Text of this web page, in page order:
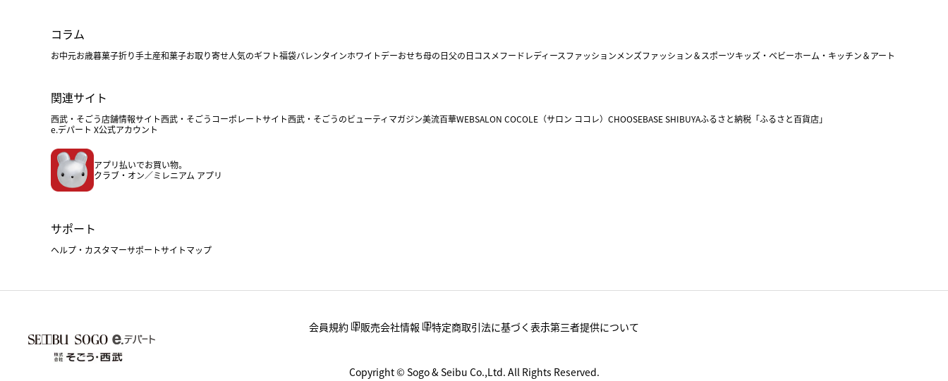
コラム
お中元お歳暮菓子折り手土産和菓子お取り寄せ人気のギフト福袋バレンタインホワイトデーおせち母の日父の日 コスメフードレディースファッションメンズファッション＆スポーツキッズ・ベビーホーム・キッチン＆アート
関連サイト
西武・そごう店舗情報サイト西武・そごうコーポレートサイト西武・そごうのビューティマガジン美流百華WEBSALON COCOLE（サロン ココレ） CHOOSEBASE SHIBUYAふるさと納税「ふるさと百貨店」
e.デパート X公式アカウント
アプリ払いでお買い物。
クラブ・オン／ミレニアム アプリ
サポート
ヘルプ・カスタマーサポートサイトマップ
会員規約 販売会社情報 特定商取引法に基づく表示第三者提供について
Copyright © Sogo & Seibu Co.,Ltd. All Rights Reserved.